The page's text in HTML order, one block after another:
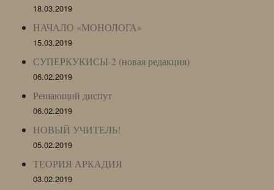
18.03.2019
НАЧАЛО «МОНОЛОГА»
15.03.2019
СУПЕРКУКИСЫ-2 (новая редакция)
06.02.2019
Решающий диспут
06.02.2019
НОВЫЙ УЧИТЕЛЬ!
05.02.2019
ТЕОРИЯ АРКАДИЯ
03.02.2019